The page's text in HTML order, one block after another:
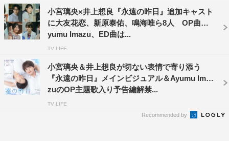
ように。
番組情報
ドラマシャワー『永遠の昨日 完全版』（全8話）
MBS：2023年4月13日（木）スタート 毎週木曜 深夜1
時29分～
テレビ神奈川：2023年4月13日（木）スタート 毎週木
小宮璃央×井上想良『永遠の昨日』追加キャスト
に大友花恋、新原泰佑、鳴海唯ら8人 OP曲はA
yumu Imazu、ED曲は...
TV LIFE
小宮璃央＆井上想良が切ない表情で寄り添う
『永遠の昨日』メインビジュアル＆Ayumu Ima
zuのOP主題歌入り予告編解禁...
TV LIFE
Recommended by